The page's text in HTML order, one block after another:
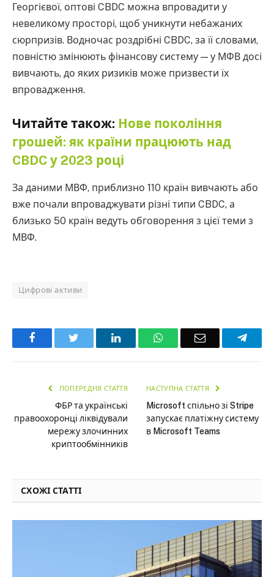
Георгієвої, оптові CBDC можна впровадити у
невеликому просторі, щоб уникнути небажаних
сюрпризів. Водночас роздрібні CBDC, за її словами,
повністю змінюють фінансову систему — у МФВ досі
вивчають, до яких ризиків може призвести їх
впровадження.
Читайте також: Нове покоління
грошей: як країни працюють над
CBDC у 2023 році
За даними МВФ, приблизно 110 країн вивчають або
вже почали впроваджувати різні типи CBDC, а
близько 50 країн ведуть обговорення з цієї теми з
МВФ.
Цифрові активи
Facebook LinkedInWhatsAppEmail
ПОПЕРЕДНЯ СТАТТЯ
ФБР та українські
правоохоронці ліквідували
мережу злочинних
криптообмінників
НАСТУПНА СТАТТЯ
Microsoft спільно зі Stripe
запускає платіжну систему
в Microsoft Teams
СХОЖІ СТАТТІ